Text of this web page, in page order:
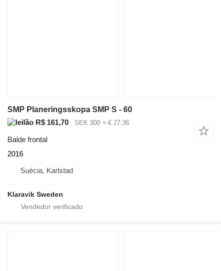
SMP Planeringsskopa SMP S - 60
R$ 161,70
SEK 300 ≈ € 27,36
Balde frontal
2016
Suécia, Karlstad
Klaravik Sweden